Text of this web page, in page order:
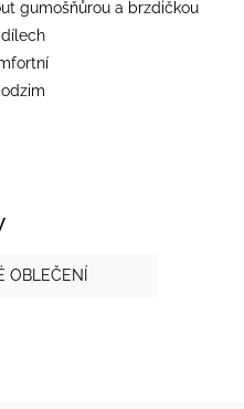
gumošňůrou a brzdičkou
OBLEČENÍ